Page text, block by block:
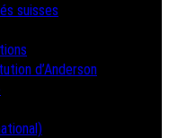
suisses
d’Anderson